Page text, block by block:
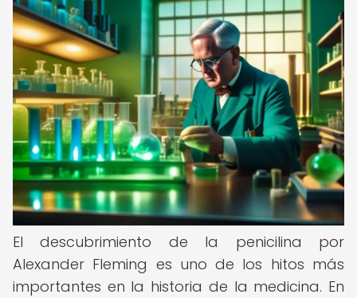
El descubrimiento de la penicilina por
Alexander Fleming es uno de los hitos más
importantes en la historia de la medicina. En